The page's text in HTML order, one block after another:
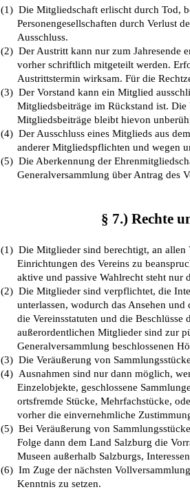
(1) Die Mitgliedschaft erlischt durch Tod,
Personengesellschaften durch Verlust
Ausschluss.
(2) Der Austritt kann nur zum Jahresende
vorher schriftlich mitgeteilt werden.
Austrittstermin wirksam. Für die
(3) Der Vorstand kann ein Mitglied
Mitgliedsbeiträge im Rückstand ist.
Mitgliedsbeiträge bleibt hievon
(4) Der Ausschluss eines Mitglieds aus
anderer Mitgliedspflichten und wegen
(5) Die Aberkennung der
Generalversammlung über Antrag des
§ 7.) Rechte
(1) Die Mitglieder sind berechtigt, an allen
Einrichtungen des Vereins zu
aktive und passive Wahlrecht steht nur
(2) Die Mitglieder sind verpflichtet, die
unterlassen, wodurch das Ansehen
die Vereinsstatuten und die
außerordentlichen Mitglieder sind zur
Generalversammlung beschlossenen
(3) Die Veräußerung von
(4) Ausnahmen sind nur dann möglich,
Einzelobjekte, geschlossene
ortsfremde Stücke, Mehrfachstücke,
vorher die einvernehmliche
(5) Bei Veräußerung von
Folge dann dem Land Salzburg die
Museen außerhalb Salzburgs,
(6) Im Zuge der nächsten
Kenntnis zu setzen.